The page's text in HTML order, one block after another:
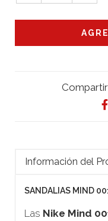
Información del
SANDALIAS MIND
Las Nike Mind